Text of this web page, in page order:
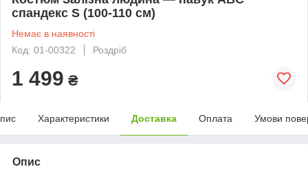
спандекс S (100-110 см)
Немає в наявності
Код: 01-00322
Роздріб
1 499 ₴
Характеристики Доставка Оплата Умови
Опис